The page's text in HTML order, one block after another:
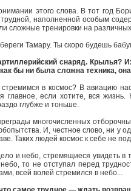
этого слова. В тот год
наполненной особым
сложные тренировки на
Тамару. Ты скоро будешь
снаряд.
бы ни была сложна техника,
в космос? В авиацию
если хотите, вся
глубже и тоньше.
многочисленных
И, честное слово, ни у
Таких людей космос к себе не
и небо, стремящиеся увидеть
то не отступал перед
всей волей стремился в небо...